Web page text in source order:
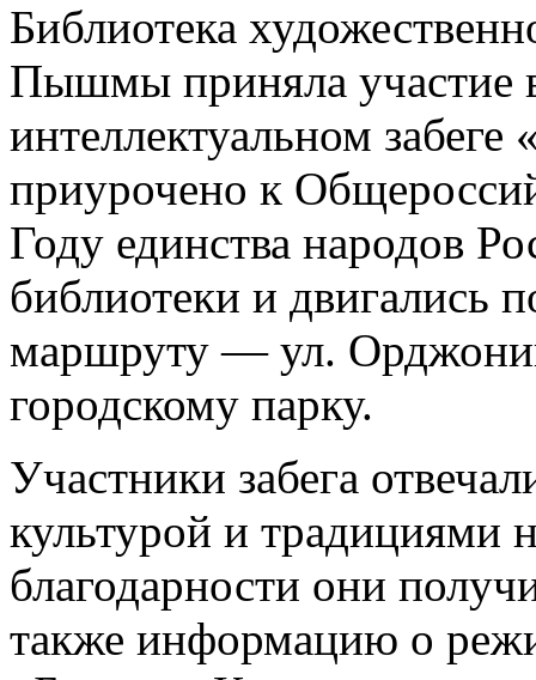
Библиотека
Пышмы приняла участие
интеллектуальном
приурочено к
Году единства народов
библиотеки и двигались
маршруту — ул.
городскому парку.
Участники забега
культурой и традициями
благодарности они
также информацию о